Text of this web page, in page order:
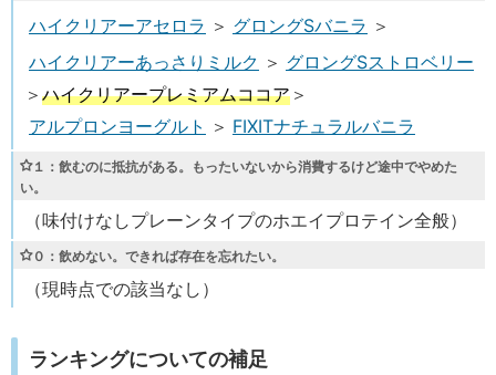
ハイクリアーアセロラ ＞ グロングSバニラ ＞
ハイクリアーあっさりミルク ＞ グロングSストロベリー
＞ ハイクリアープレミアムココア ＞
アルプロンヨーグルト ＞ FIXITナチュラルバニラ
１ ：飲むのに抵抗がある。もったいないから消費するけど途中でやめた
い。
（味付けなしプレーンタイプのホエイプロテイン全般）
０ ：飲めない。できれば存在を忘れたい。
（現時点での該当なし）
ランキングについての補足